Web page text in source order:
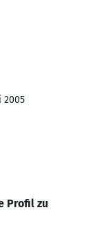
2005
Profil zu